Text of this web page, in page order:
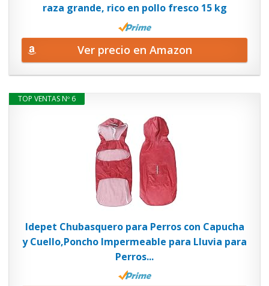
raza grande, rico en pollo fresco 15 kg
Ver precio en Amazon
TOP VENTAS Nº 6
Idepet Chubasquero para Perros con Capucha
y Cuello,Poncho Impermeable para Lluvia para
Perros...